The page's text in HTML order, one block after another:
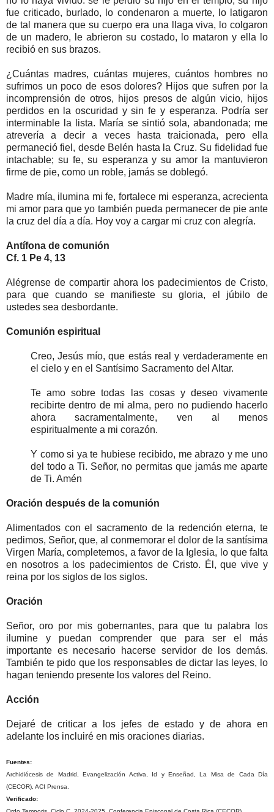
fue criticado, burlado, lo condenaron a muerte, lo latigaron
de tal manera que su cuerpo era una llaga viva, lo colgaron
de un madero, le abrieron su costado, lo mataron y ella lo
recibió en sus brazos.
¿Cuántas madres, cuántas mujeres, cuántos hombres no
sufrimos un poco de esos dolores? Hijos que sufren por la
incomprensión de otros, hijos presos de algún vicio, hijos
perdidos en la oscuridad y sin fe y esperanza. Podría ser
interminable la lista. María se sintió sola, abandonada; me
atrevería a decir a veces hasta traicionada, pero ella
permaneció fiel, desde Belén hasta la Cruz. Su fidelidad fue
intachable; su fe, su esperanza y su amor la mantuvieron
firme de pie, como un roble, jamás se doblegó.
Madre mía, ilumina mi fe, fortalece mi esperanza, acrecienta
mi amor para que yo también pueda permanecer de pie ante
la cruz del día a día. Hoy voy a cargar mi cruz con alegría.
Antífona de comunión
Cf. 1 Pe 4, 13
Alégrense de compartir ahora los padecimientos de Cristo,
para que cuando se manifieste su gloria, el júbilo de
ustedes sea desbordante.
Comunión espiritual
Creo, Jesús mío, que estás real y verdaderamente en
el cielo y en el Santísimo Sacramento del Altar.
Te amo sobre todas las cosas y deseo vivamente
recibirte dentro de mi alma, pero no pudiendo hacerlo
ahora sacramentalmente, ven al menos
espiritualmente a mi corazón.
Y como si ya te hubiese recibido, me abrazo y me uno
del todo a Ti. Señor, no permitas que jamás me aparte
de Ti. Amén
Oración después de la comunión
Alimentados con el sacramento de la redención eterna, te
pedimos, Señor, que, al conmemorar el dolor de la santísima
Virgen María, completemos, a favor de la Iglesia, lo que falta
en nosotros a los padecimientos de Cristo. Él, que vive y
reina por los siglos de los siglos.
Oración
Señor, oro por mis gobernantes, para que tu palabra los
ilumine y puedan comprender que para ser el más
importante es necesario hacerse servidor de los demás.
También te pido que los responsables de dictar las leyes, lo
hagan teniendo presente los valores del Reino.
Acción
Dejaré de criticar a los jefes de estado y de ahora en
adelante los incluiré en mis oraciones diarias.
Fuentes:
Archidiócesis de Madrid, Evangelización Activa, Id y Enseñad, La Misa de Cada Día
(CECOR), ACI Prensa.
Verificado: